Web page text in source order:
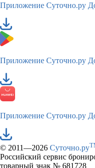
Приложение Суточно.ру
Приложение Суточно.ру
Приложение Суточно.ру
© 2011—2026 Суточно.ру
Российский сервис
товарный знак № 681728